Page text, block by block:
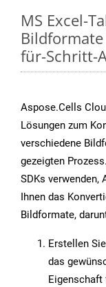
MS Excel-
für-Schritt-
Aspose.Cells
Lösungen zum
verschiedene
gezeigten
SDKs
Ihnen das
Bildformate,
Erstellen
das
Eigenschaft